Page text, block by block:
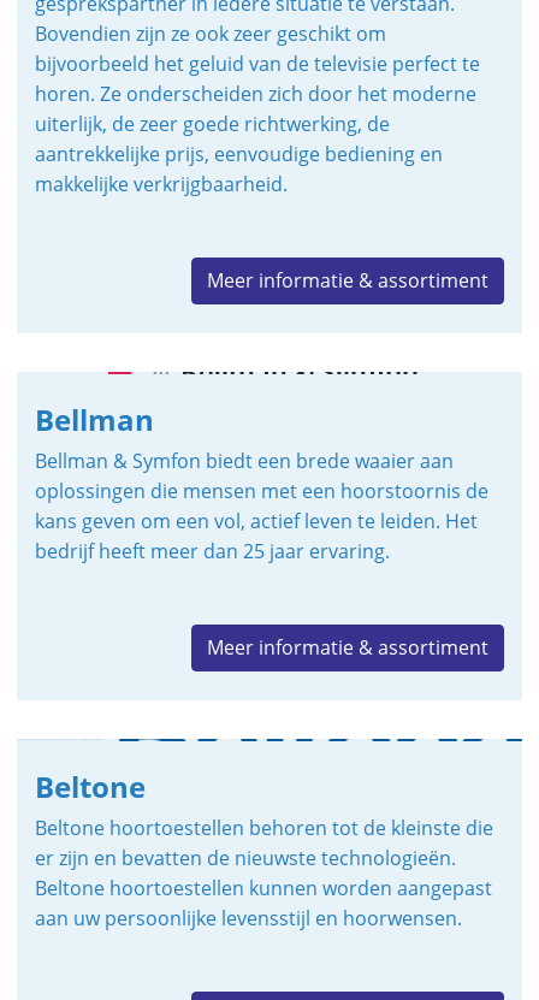
Bovendien zijn ze ook zeer geschikt om
bijvoorbeeld het geluid van de televisie perfect te
horen. Ze onderscheiden zich door het moderne
uiterlijk, de zeer goede richtwerking, de
aantrekkelijke prijs, eenvoudige bediening en
makkelijke verkrijgbaarheid.
Meer informatie & assortiment
Bellman
Bellman & Symfon biedt een brede waaier aan
oplossingen die mensen met een hoorstoornis de
kans geven om een vol, actief leven te leiden. Het
bedrijf heeft meer dan 25 jaar ervaring.
Meer informatie & assortiment
Beltone
Beltone hoortoestellen behoren tot de kleinste die
er zijn en bevatten de nieuwste technologieën.
Beltone hoortoestellen kunnen worden aangepast
aan uw persoonlijke levensstijl en hoorwensen.